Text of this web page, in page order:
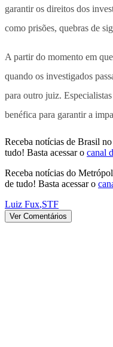
garantir os direitos dos
como prisões, quebras de
A partir do momento em
quando os investigados
para outro juiz.
benéfica para garantir a
Receba notícias de Brasil
tudo! Basta acessar o canal
Receba notícias do
de tudo! Basta acessar o
Luiz Fux,STF
Ver Comentários